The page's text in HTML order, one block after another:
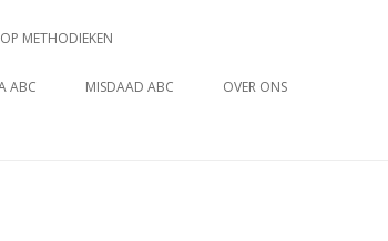
METHODIEKEN
ABC MISDAAD ABC OVER ONS